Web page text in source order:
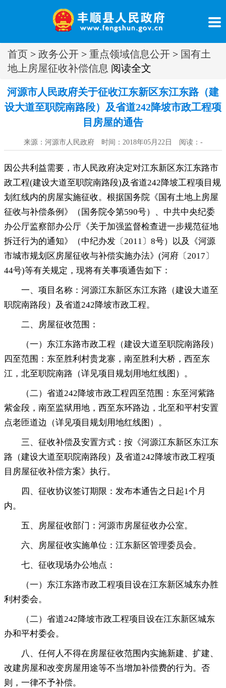
首页 > 政务公开 > 重点领域信息公开 > 国有土
地上房屋征收补偿信息 阅读全文
河源市人民政府关于征收江东新区东江东路（建
设大道至职院南路段）及省道242降坡市政工程项
目房屋的通告
来源：河源市人民政府 时间：2018年05月22日 阅读： -
因公共利益需要 ， 市人民政府决定对江东新区东江东路市
政工程(建设大道至职院南路段)及省道242降坡工程项目规
划红线内的房屋实施征收。根据国务院《国有土地上房屋
征收与补偿条例》（国务院令第590号）、中共中央纪委
办公厅监察部办公厅《关于加强监督检查进一步规范征地
拆迁行为的通知》（中纪办发〔2011〕8号）以及《河源
市城市规划区房屋征收与补偿实施办法》(河府〔2017〕
44号)等有关规定 ， 现将有关事项通告如下：
一、项目名称：河源江东新区东江东路（建设大道至
职院南路段）及省道242降坡市政工程。
二、房屋征收范围：
（一）东江东路市政工程（建设大道至职院南路段）
四至范围：东至胜利村贵龙寨 ， 南至胜利大桥，西至东
江 ， 北至职院南路（详见项目规划用地红线图）。
（二）省道242降坡市政工程四至范围：东至河紫路
紫金段 ， 南至监狱用地，西至东环路边 ， 北至和平村安置
点老匝道边（详见项目规划用地红线图）。
三、征收补偿及安置方式：按《河源江东新区东江东
路（建设大道至职院南路段）及省道242降坡市政工程项
目房屋征收补偿方案》执行。
四、征收协议签订期限：发布本通告之日起1个月
内。
五、房屋征收部门：河源市房屋征收办公室。
六、房屋征收实施单位：江东新区管理委员会。
七、征收现场办公地点：
（一）东江东路市政工程项目设在江东新区城东办胜
利村委会。
（二）省道242降坡市政工程项目设在江东新区城东
办和平村委会。
八、任何人不得在房屋征收范围内实施新建、扩建、
改建房屋和改变房屋用途等不当增加补偿费的行为。 否
则，一律不予补偿。